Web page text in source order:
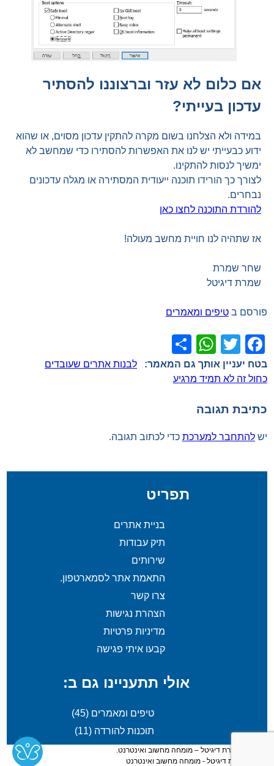
אם כלום לא עזר וברצוננו להסתיר
עדכון בעייתי?
במידה ולא הצלחנו בשום מקרה להתקין עדכון מסוים, או שהוא
ידוע כבעייתי יש לנו את האפשרות להסתירו כדי שמחשב לא
ימשיך לנסות להתקינו.
לצורך כך הורידו תוכנה ייעודית המסתירה או מגלה עדכונים
נבחרים.
להורדת התוכנה לחצו כאן
אז שתהיה לנו חויית מחשב מעולה!
שחר שמרת
שמרת דיגיטל
פורסם בטיפים ומאמרים
Facebook
Twitter
WhatsApp
ניווט
כחול זה לא תמיד מרגיע
לבנות אתרים שעובדים
כתיבת תגובה
ישלהתחבר למערכת כדי לכתוב תגובה.
תפריט
בניית אתרים
תיק עבודות
שירותים
התאמת אתר לסמארטפון.
צרו קשר
הצהרת נגישות
מדיניות פרטיות
קבעו איתי פגישה
אולי תתעניינו גם ב:
טיפים ומאמרים (45)
תוכנות להורדה (11)
שמרת דיגיטל - מומחה מחשוב ואינטרנט